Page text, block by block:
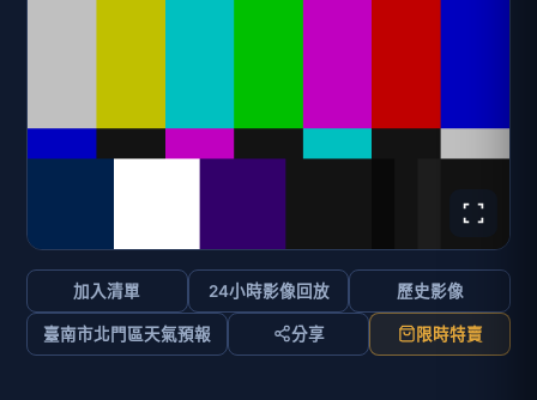
加入清單 24小時影像回放 歷史影像
臺南市北門區天氣預報 分享 限時特賣